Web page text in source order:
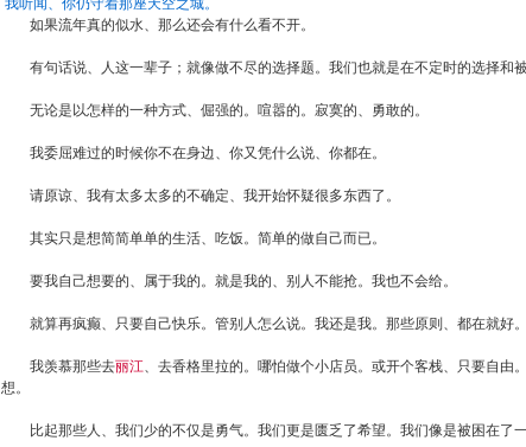
我听闻、你仍守着那座天空之城。
如果流年真的似水、那么还会有什么看不开。
有句话说、人这一辈子；就像做不尽的选择题。我们也就是在不定时的选择和被
无论是以怎样的一种方式、倔强的。喧嚣的。寂寞的、勇敢的。
我委屈难过的时候你不在身边、你又凭什么说、你都在。
请原谅、我有太多太多的不确定、我开始怀疑很多东西了。
其实只是想简简单单的生活、吃饭。简单的做自己而已。
要我自己想要的、属于我的。就是我的、别人不能抢。我也不会给。
就算再疯癫、只要自己快乐。管别人怎么说。我还是我。那些原则、都在就好。
我羡慕那些去丽江、去香格里拉的。哪怕做个小店员。或开个客栈、只要自由
想。
比起那些人、我们少的不仅是勇气。我们更是匮乏了希望。我们像是被困在了一